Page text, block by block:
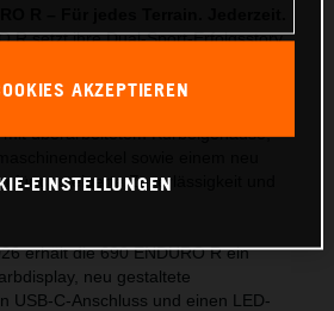
R setzt ihre Dual-Sport-Erfolgsstory
den Fahrkomfort auf der Straße
überarbeitetem Kurbelgehäuse,
für gesteigerte Zuverlässigkeit und
erhält die 690 ENDURO R ein
neu gestaltete
USB-C-Anschluss und einen LED-
AKZEPTIEREN
EINSTELLUNGEN